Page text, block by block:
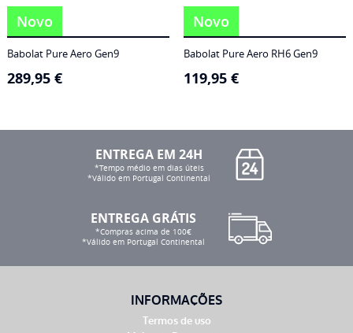
Novo
Babolat Pure Aero Gen9
289,95 €
Novo
Babolat Pure Aero RH6 Gen9
119,95 €
ENTREGA EM 24H
*Tempo médio em dias úteis
*Válido em Portugal Continental
ENTREGA GRÁTIS
*Compras acima de 100€
*Válido em Portugal Continental
INFORMAÇÕES
Termos de uso